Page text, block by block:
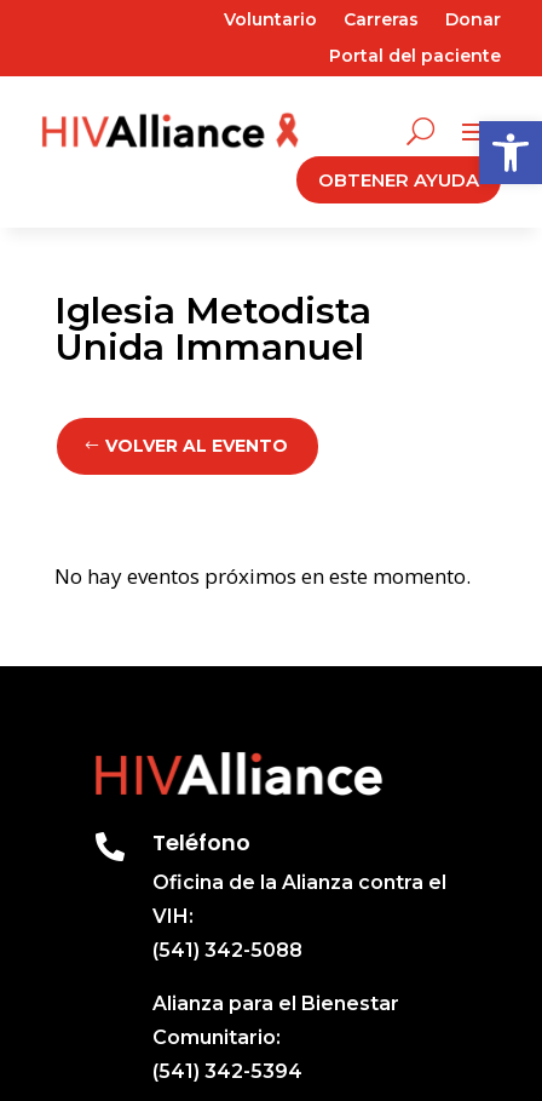
Abrir
Voluntario Carreras
Donar
Portal del paciente
OBTENER AYUDA
Iglesia Metodista
Unida Immanuel
VOLVER AL EVENTO
No hay eventos próximos en este momento.
 Teléfono
Oficina de la Alianza contra el
VIH:
(541) 342-5088
Alianza para el Bienestar
Comunitario:
(541) 342-5394